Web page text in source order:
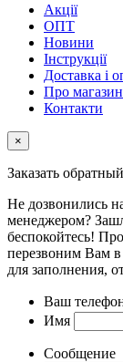
Акції
ОПТ
Новини
Інструкції
Доставка і
Про магазин
Контакти
×
Заказать
Не дозвонились
менеджером?
беспокойтесь!
перезвоним Вам в
для заполнения,
Ваш
Имя
Сообщение